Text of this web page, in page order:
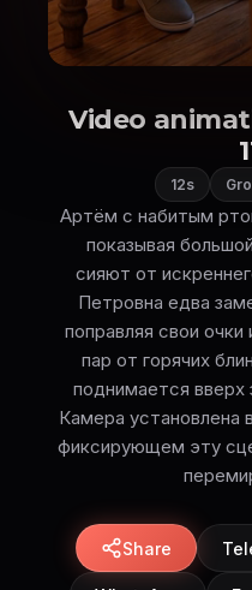
Video
12s
Артём с набитым
показывая
сияют от
Петровна едва
поправляя свои
пар от горячих
поднимается вверх
Камера установлена
фиксирующем эту
Share